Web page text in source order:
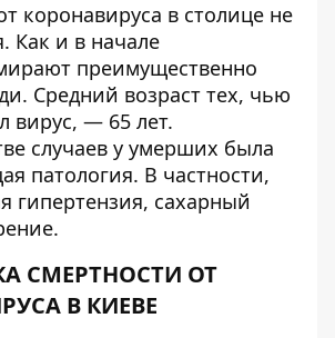
коронавируса в столице не
Как и в начале
преимущественно
. Средний возраст тех, чью
вирус, — 65 лет.
случаев у умерших была
патология. В частности,
гипертензия, сахарный
СМЕРТНОСТИ ОТ
В КИЕВЕ